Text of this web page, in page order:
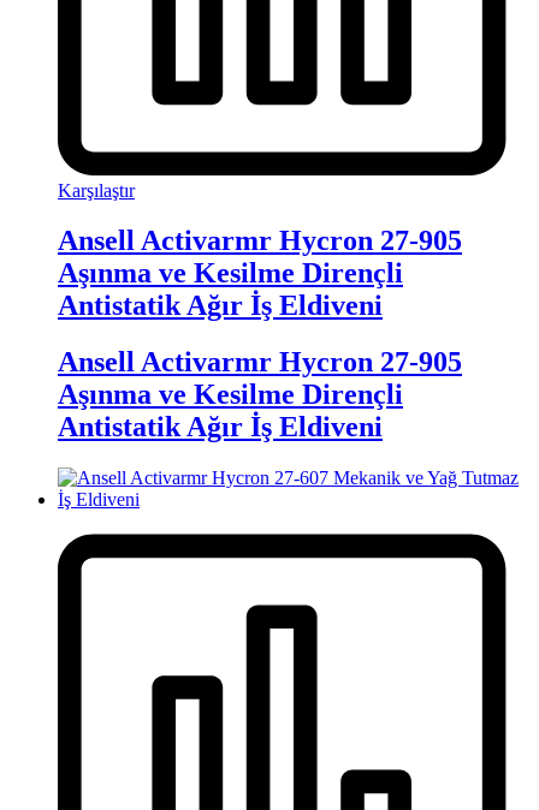
Karşılaştır
Ansell Activarmr Hycron 27-905
Aşınma ve Kesilme Dirençli
Antistatik Ağır İş Eldiveni
Ansell Activarmr Hycron 27-905
Aşınma ve Kesilme Dirençli
Antistatik Ağır İş Eldiveni